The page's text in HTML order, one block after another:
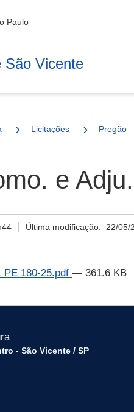
Paulo
São Vicente
Licitações Pregão
e
Última modificação: 22/05/
PE 180-25.pdf — 361.6 KB
- São Vicente / SP